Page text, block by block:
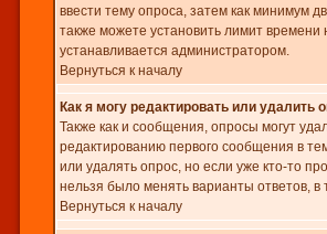
ввести тему опроса, затем как минимум
также можете установить лимит времени
устанавливается администратором.
Вернуться к началу
Как я могу редактировать или удалить
Также как и сообщения, опросы могут
редактированию первого сообщения в
или удалять опрос, но если уже кто-то
нельзя было менять варианты ответов, в
Вернуться к началу